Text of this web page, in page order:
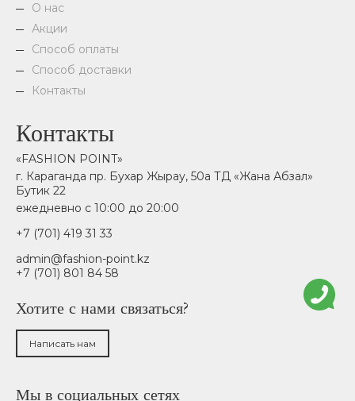
О нас
Акции
Способ оплаты
Способ доставки
Контакты
Контакты
«FASHION POINT»
г. Караганда пр. Бухар Жырау, 50а ТД «Жана Абзал»
Бутик 22
ежедневно с 10:00 до 20:00
+7 (701) 419 31 33
admin@fashion-point.kz
+7 (701) 801 84 58
Хотите с нами связаться?
Написать нам